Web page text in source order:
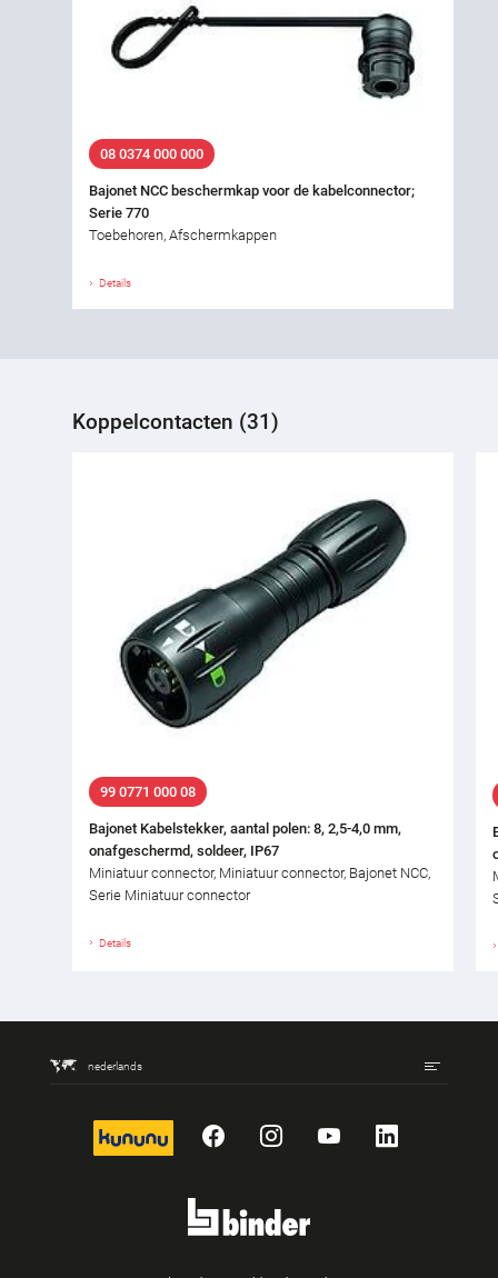
08 0374 000 000
Bajonet NCC beschermkap voor de kabelconnector;
Serie 770
Toebehoren, Afschermkappen
Details
Koppelcontacten (31)
99 0771 000 08
Bajonet Kabelstekker, aantal polen: 8, 2,5-4,0 mm,
onafgeschermd, soldeer, IP67
Miniatuur connector, Miniatuur connector, Bajonet NCC,
Serie Miniatuur connector
Details
nederlands
kununu FacebookInstagram
YouTubeLinkedIn